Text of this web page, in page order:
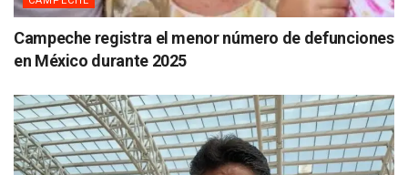
Campeche registra el menor número de defunciones
en México durante 2025